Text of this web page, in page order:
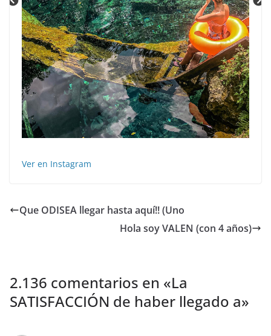
Ver en Instagram
Que ODISEA llegar hasta aquí!! (Uno
Hola soy VALEN (con 4 años)
2.136 comentarios en «La
SATISFACCIÓN de haber llegado a»